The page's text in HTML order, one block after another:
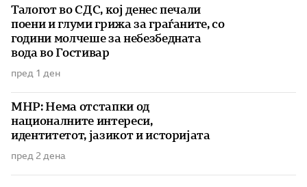
Талогот во СДС, кој денес печали
поени и глуми грижа за граѓаните, со
години молчеше за небезбедната
вода во Гостивар
пред 1 ден
МНР: Нема отстапки од
националните интереси,
идентитетот, јазикот и историјата
пред 2 дена